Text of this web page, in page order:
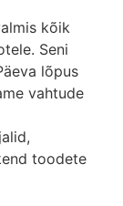
kõik
Seni
lõpus
vahtude
toodete